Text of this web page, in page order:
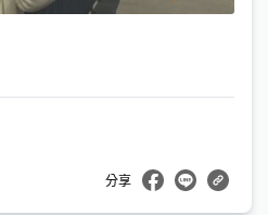
分享